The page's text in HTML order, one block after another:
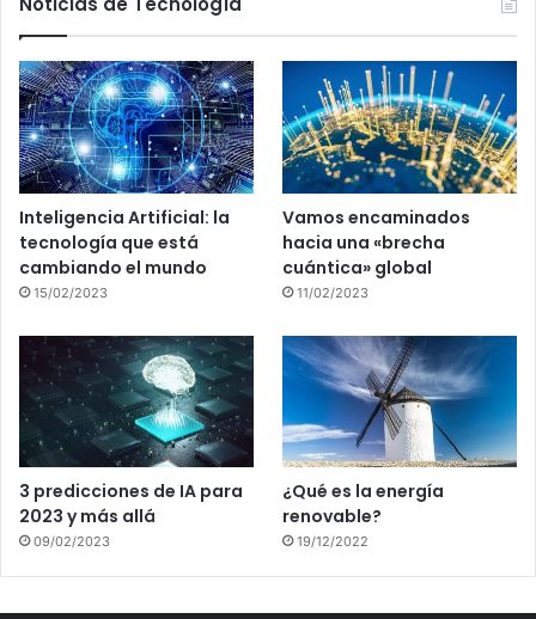
Inteligencia Artificial: la
tecnología que está
cambiando el mundo
15/02/2023
Vamos encaminados
hacia una «brecha
cuántica» global
11/02/2023
3 predicciones de IA para
2023 y más allá
09/02/2023
¿Qué es la energía
renovable?
19/12/2022